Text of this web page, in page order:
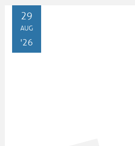
ZA29
AUG
'26